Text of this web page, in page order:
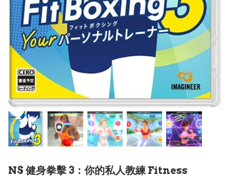
NS 健身拳擊 3：你的私人教練 Fitness